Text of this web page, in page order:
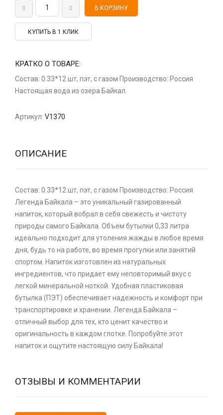
КУПИТЬ В 1 КЛИК
КРАТКО О ТОВАРЕ:
Состав: 0.33*12 шт, пэт, с газом Производство: Россия
Настоящая вода из озера Байкал.
Артикул: V1370
ОПИСАНИЕ
Состав: 0.33*12 шт, пэт, с газом Производство: Россия
Легенда Байкала – это уникальный газированный
напиток, который вобрал в себя свежесть и чистоту
природы самого Байкала. Объем бутылки 0,33 литра
идеально подходит для утоления жажды в любое время
дня, будь то на работе, во время прогулки или занятий
спортом. Напиток изготовлен из натуральных
ингредиентов, что придает ему неповторимый вкус с
легкой минеральной ноткой. Удобная пластиковая
бутылка (ПЭТ) обеспечивает надежность и комфорт при
транспортировке и хранении. Легенда Байкала –
отличный выбор для тех, кто ценит качество и
оригинальность в каждом глотке. Попробуйте этот
напиток и ощутите настоящую силу Байкала!
ОТЗЫВЫ И КОММЕНТАРИИ